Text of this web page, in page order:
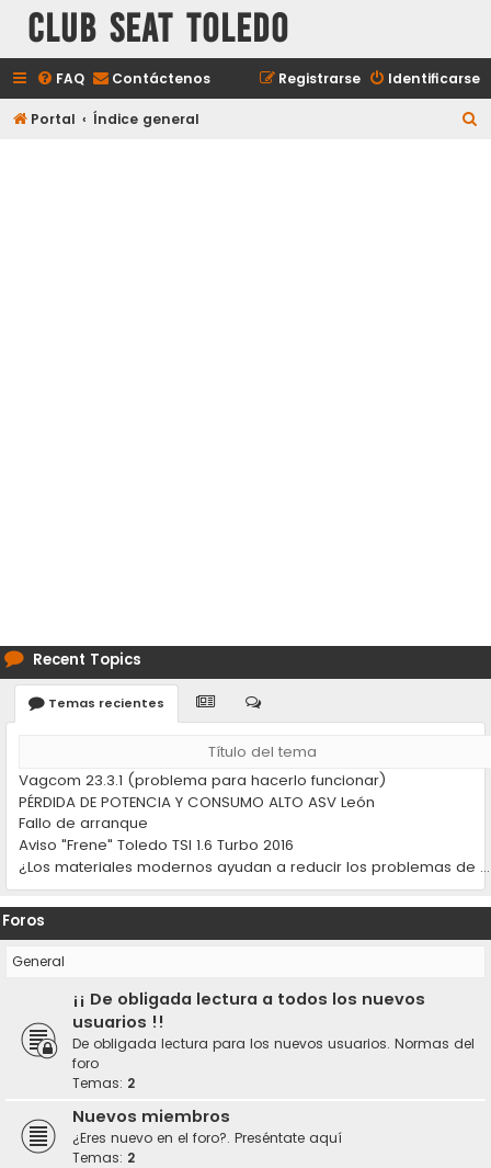
Club Seat Toledo
FAQ Contáctenos Identificarse
Registrarse
Portal Índice general
Recent Topics
Temas recientes
Título del tema
Vagcom 23.3.1 (problema para hacerlo funcionar)
PÉRDIDA DE POTENCIA Y CONSUMO ALTO ASV León
Fallo de arranque
Aviso "Frene" Toledo TSI 1.6 Turbo 2016
¿Los materiales modernos ayudan a reducir los problemas de desgaste en los coches?
Foros
General
¡¡ De obligada lectura a todos los nuevos
usuarios !!
De obligada lectura para los nuevos usuarios. Normas del
foro
Temas: 2
Nuevos miembros
¿Eres nuevo en el foro?. Preséntate aquí
Temas: 2